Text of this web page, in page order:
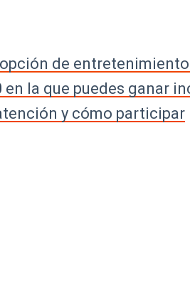
de
la que puedes ganar
y cómo participar